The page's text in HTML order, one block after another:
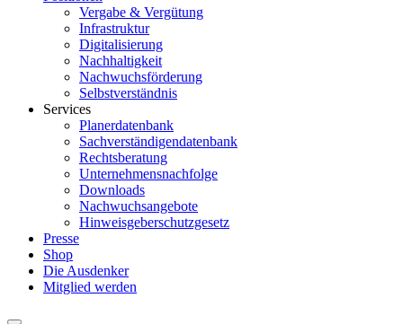
Vergabe & Vergütung
Infrastruktur
Digitalisierung
Nachhaltigkeit
Nachwuchsförderung
Selbstverständnis
Services
Planerdatenbank
Sachverständigendatenbank
Rechtsberatung
Unternehmensnachfolge
Downloads
Nachwuchsangebote
Hinweisgeberschutzgesetz
Presse
Shop
Die Ausdenker
Mitglied werden